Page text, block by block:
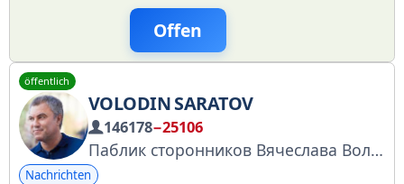
Offen
öffentlich
VOLODIN SARATOV
146178−25106
Паблик сторонников Вячеслава Володина
Nachrichten